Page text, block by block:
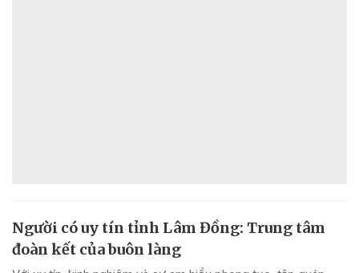
Người có uy tín tỉnh Lâm Đồng: Trung tâm
đoàn kết của buôn làng